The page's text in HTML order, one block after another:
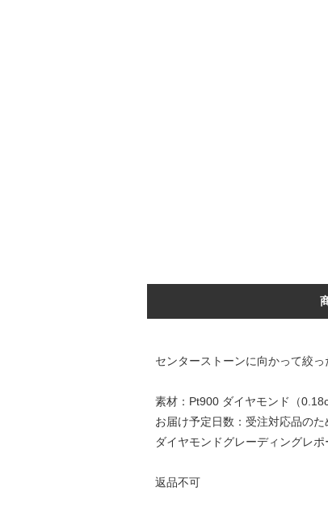
センターストーンに向かって絞
素材：Pt900 ダイヤモンド（
お届け予定日数：受注対応品のた
ダイヤモンドグレーディングレ
返品不可